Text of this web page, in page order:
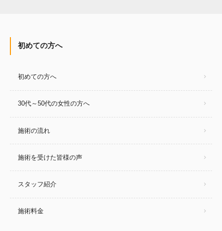
初めての方へ
初めての方へ
30代～50代の女性の方へ
施術の流れ
施術を受けた皆様の声
スタッフ紹介
施術料金